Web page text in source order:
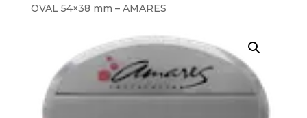
OVAL 54×38 mm – AMARES